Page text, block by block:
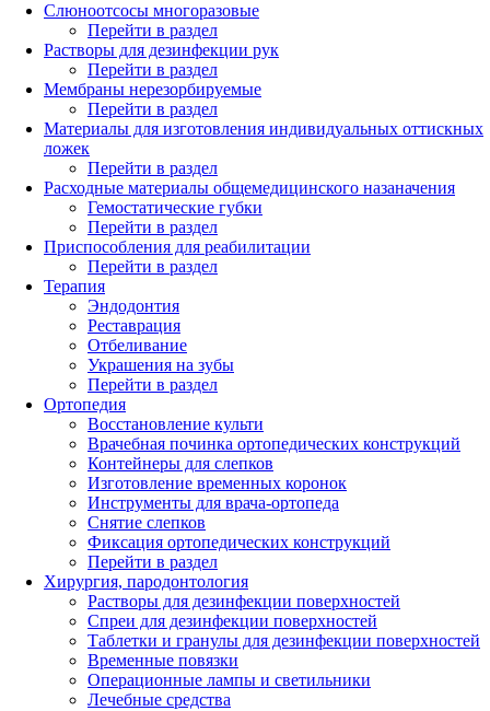
Слюноотсосы многоразовые
Перейти в раздел
Растворы для дезинфекции рук
Перейти в раздел
Мембраны нерезорбируемые
Перейти в раздел
Материалы для изготовления индивидуальных оттискных
ложек
Перейти в раздел
Расходные материалы общемедицинского назаначения
Гемостатические губки
Перейти в раздел
Приспособления для реабилитации
Перейти в раздел
Терапия
Эндодонтия
Реставрация
Отбеливание
Украшения на зубы
Перейти в раздел
Ортопедия
Восстановление культи
Врачебная починка ортопедических конструкций
Контейнеры для слепков
Изготовление временных коронок
Инструменты для врача-ортопеда
Снятие слепков
Фиксация ортопедических конструкций
Перейти в раздел
Хирургия, пародонтология
Растворы для дезинфекции поверхностей
Спреи для дезинфекции поверхностей
Таблетки и гранулы для дезинфекции поверхностей
Временные повязки
Операционные лампы и светильники
Лечебные средства